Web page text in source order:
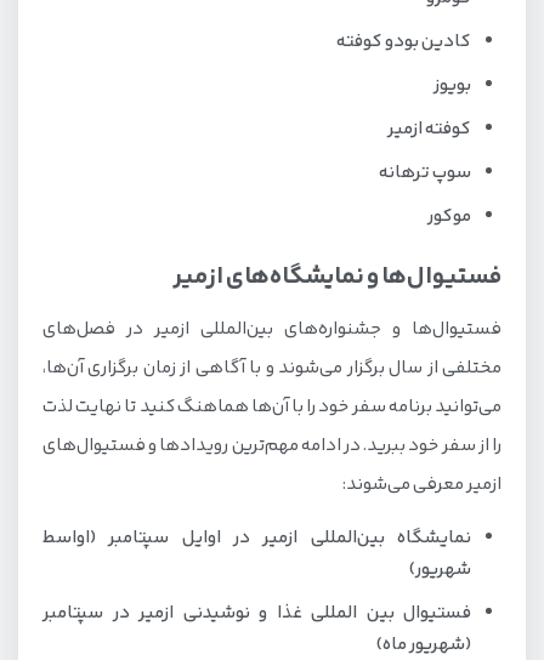
کادین بودو کوفته
بویوز
کوفته ازمیر
سوپ ترهانه
موکور
فستیوال‌ها و نمایشگاه‌های ازمیر
فستیوال‌ها و جشنواره‌های بین‌المللی ازمیر در فصل‌های
مختلفی از سال برگزار می‌شوند و با آگاهی از زمان برگزاری آن‌ها،
می‌توانید برنامه سفر خود را با آن‌ها هماهنگ کنید تا نهایت لذت
را از سفر خود ببرید. در ادامه مهم‌ترین رویدادها و فستیوال‌های
ازمیر معرفی می‌شوند:
نمایشگاه بین‌المللی ازمیر در اوایل سپتامبر (اواسط
شهریور)
فستیوال بین‌ المللی غذا و نوشیدنی ازمیر در سپتامبر
(شهریور ماه)